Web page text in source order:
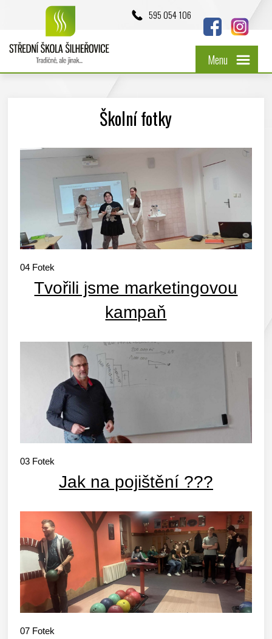
595 054 106
Menu
Školní fotky
04 Fotek
Tvořili jsme marketingovou
kampaň
03 Fotek
Jak na pojištění ???
07 Fotek